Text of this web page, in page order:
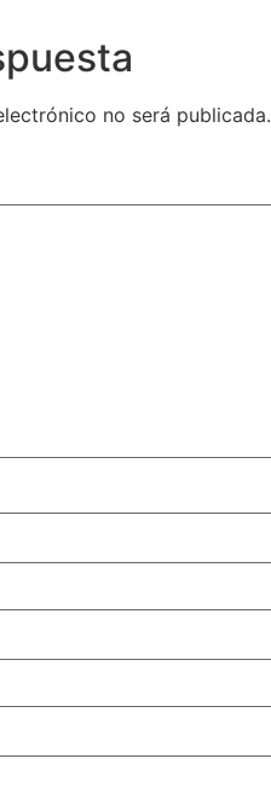
no será publicada.